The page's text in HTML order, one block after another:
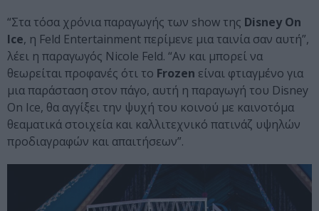
“Στα τόσα χρόνια παραγωγής των show της Disney On
Ice, η Feld Entertainment περίμενε μια ταινία σαν αυτή”,
λέει η παραγωγός Nicole Feld. “Αν και μπορεί να
θεωρείται προφανές ότι το Frozen είναι φτιαγμένο για
μια παράσταση στον πάγο, αυτή η παραγωγή του Disney
On Ice, θα αγγίξει την ψυχή του κοινού με καινοτόμα
θεαματικά στοιχεία και καλλιτεχνικό πατινάζ υψηλών
προδιαγραφών και απαιτήσεων”.